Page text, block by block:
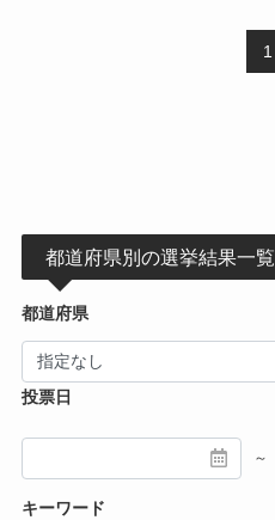
1
都道府県別の選挙結果一覧
都道府県
投票日
～
キーワード